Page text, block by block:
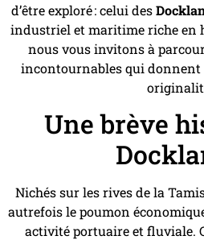
d’être exploré : celui des
industriel et maritime riche en
nous vous invitons à
incontournables qui donnent
Une brève
Nichés sur les rives de la
autrefois le poumon
activité portuaire et fluviale.